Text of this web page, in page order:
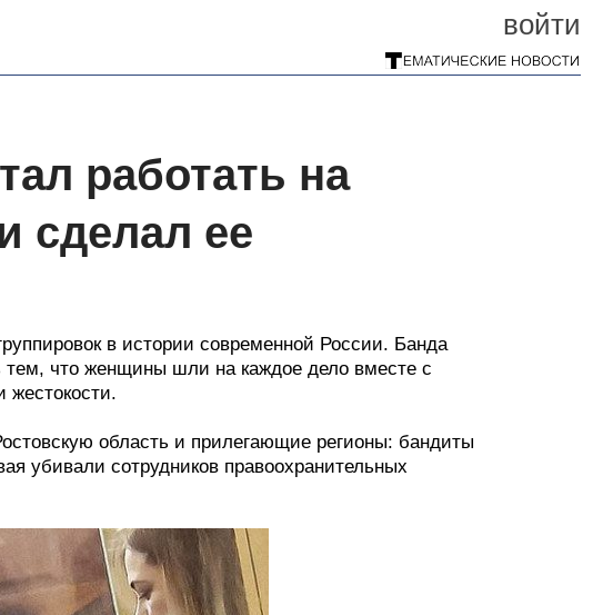
войти
работать на
сделал ее
в истории современной России. Банда
тем, что женщины шли на каждое дело вместе с
область и прилегающие регионы: бандиты
убивали сотрудников правоохранительных